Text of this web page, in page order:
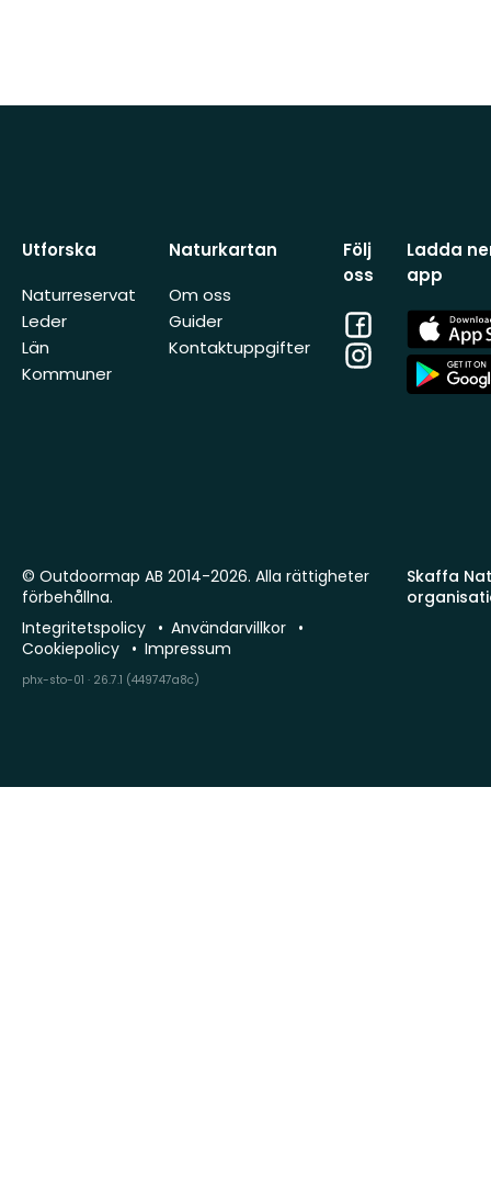
Utforska
Naturreservat
Leder
Län
Kommuner
Naturkartan
Om oss
Guider
Kontaktuppgifter
Följ
oss
Facebook
Instagram
Ladda
app
App
Store
App
Store
Skaffa
© Outdoormap AB 2014-2026. Alla rättigheter
förbehållna.
Integritetspolicy
Användarvillkor
Cookiepolicy
Impressum
phx-sto-01 · 26.7.1 (449747a8c)